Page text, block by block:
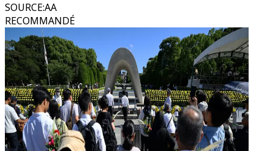
SOURCE:AA
RECOMMANDÉ